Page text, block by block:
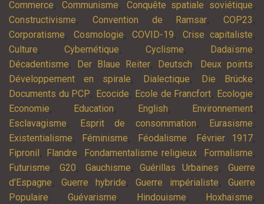
Commerce, Communisme, Conquête spatiale soviétique,
Constructivisme, Convention de Ramsar, COP23 ,
Corporatisme, Cosmologie, COVID-19, Crise capitaliste,
Culture, Cybernétique, Cyclisme, Dadaïsme,
Décadentisme, Der Blaue Reiter, Deutsch, Deux points,
Développement en spirale, Dialectique, Die Brücke,
Documents du PCP, Ecocide, Ecole de Francfort, Ecologie,
Economie, Education, English, Environnement,
Esclavagisme, Esprit de consommation, Eurasisme,
Existentialisme, Féminisme, Féodalisme, Février 1917,
Fipronil , Flandre, Fondamentalisme religieux, Formalisme,
Futurisme, G20, Gauchisme,Guérillas Urbaines,Guerre
d'Espagne,Guerre hybride,Guerre impérialiste,Guerre
Populaire,Guévarisme, Hindouisme, Hoxhaïsme,